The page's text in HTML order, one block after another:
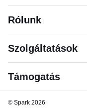
Rólunk
Szolgáltatások
Támogatás
© Spark 2026